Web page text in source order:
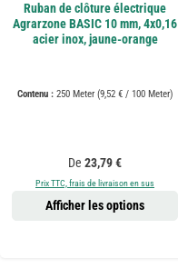
Ruban de clôture électrique
Agrarzone BASIC 10 mm, 4x0,16
acier inox, jaune-orange
Contenu : 250 Meter (9,52 € / 100 Meter)
Prix régulier :
De 23,79 €
Prix TTC, frais de livraison en sus
Afficher les options